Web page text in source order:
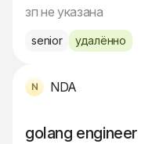
зп не указана
senior удалённо
NDA
golang engineer